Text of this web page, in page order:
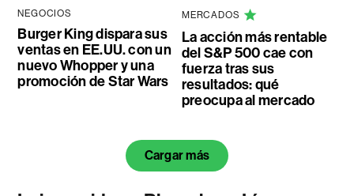
NEGOCIOS
Burger King dispara sus
ventas en EE.UU. con un
nuevo Whopper y una
promoción de Star Wars
MERCADOS
La acción más rentable
del S&P 500 cae con
fuerza tras sus
resultados: qué
preocupa al mercado
Cargar más